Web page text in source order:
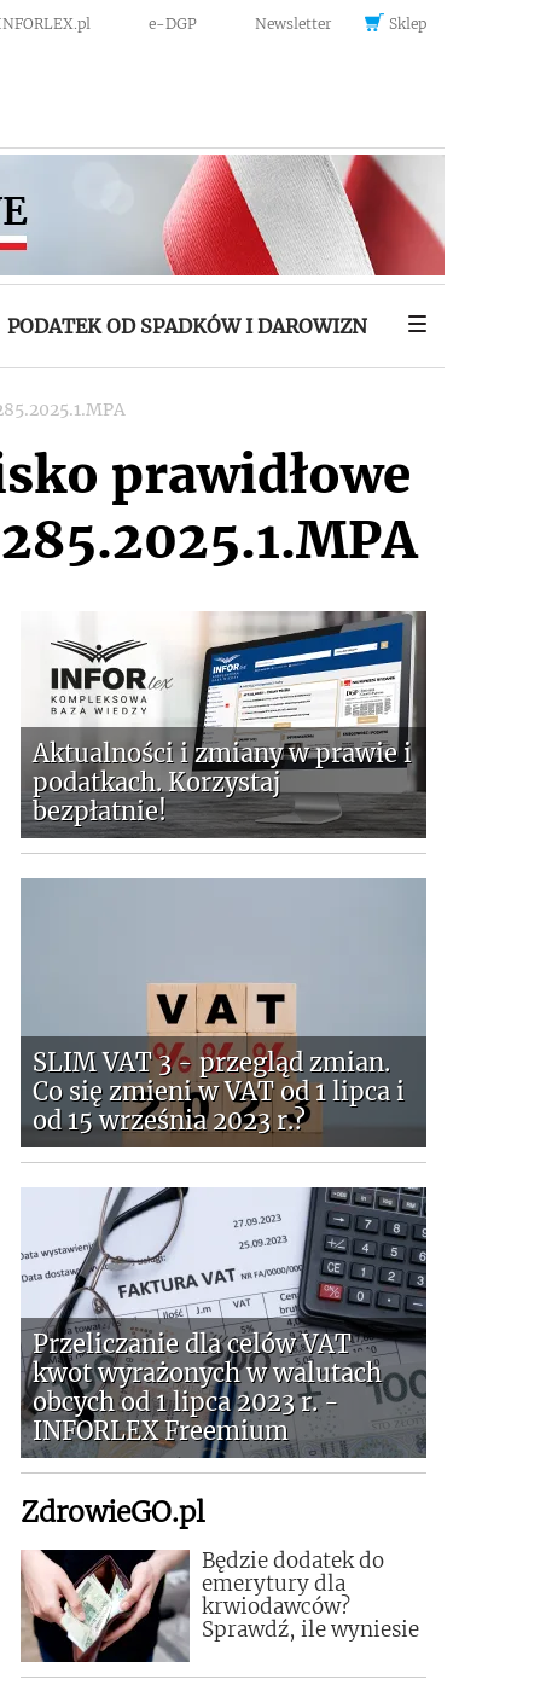
e-DGP Newsletter Sklep
PODATEK OD SPADKÓW I DAROWIZN
prawidłowe
Aktualności i zmiany w prawie i
podatkach. Korzystaj
bezpłatnie!
SLIM VAT 3 - przegląd zmian.
Co się zmieni w VAT od 1 lipca i
od 15 września 2023 r.?
Przeliczanie dla celów VAT
kwot wyrażonych w walutach
obcych od 1 lipca 2023 r. -
INFORLEX Freemium
ZdrowieGO.pl
Będzie dodatek do
emerytury dla
krwiodawców?
Sprawdź, ile wyniesie